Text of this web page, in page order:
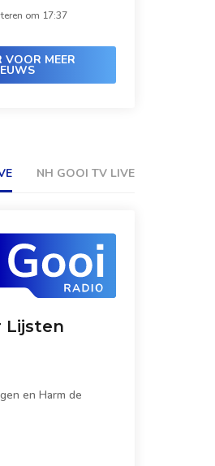
om 17:37
VOOR MEER
NH GOOI TV LIVE
Lijsten
en Harm de